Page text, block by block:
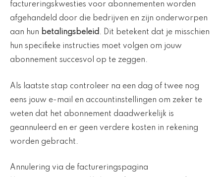
factureringskwesties voor abonnementen worden
afgehandeld door die bedrijven en zijn onderworpen
aan hun betalingsbeleid. Dit betekent dat je misschien
hun specifieke instructies moet volgen om jouw
abonnement succesvol op te zeggen.
Als laatste stap controleer na een dag of twee nog
eens jouw e-mail en accountinstellingen om zeker te
weten dat het abonnement daadwerkelijk is
geannuleerd en er geen verdere kosten in rekening
worden gebracht.
Annulering via de factureringspagina